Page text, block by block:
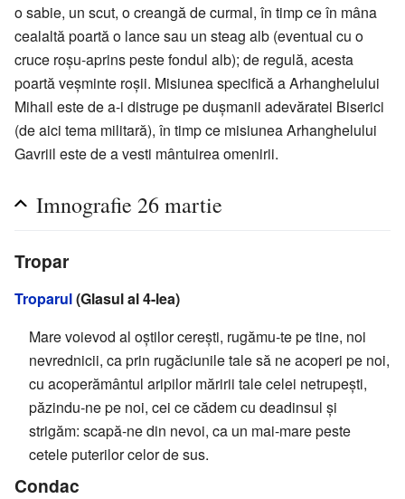
o sabie, un scut, o creangă de curmal, în timp ce în mâna
cealaltă poartă o lance sau un steag alb (eventual cu o
cruce roșu-aprins peste fondul alb); de regulă, acesta
poartă veșminte roșii. Misiunea specifică a Arhanghelului
Mihail este de a-i distruge pe dușmanii adevăratei Biserici
(de aici tema militară), în timp ce misiunea Arhanghelului
Gavriil este de a vesti mântuirea omenirii.
Imnografie 26 martie
Tropar
Troparul(Glasul al 4-lea)
Mare voievod al oştilor cereşti, rugămu-te pe tine, noi
nevrednicii, ca prin rugăciunile tale să ne acoperi pe noi,
cu acoperământul aripilor măririi tale celei netrupeşti,
păzindu-ne pe noi, cei ce cădem cu deadinsul şi
strigăm: scapă-ne din nevoi, ca un mai-mare peste
cetele puterilor celor de sus.
Condac